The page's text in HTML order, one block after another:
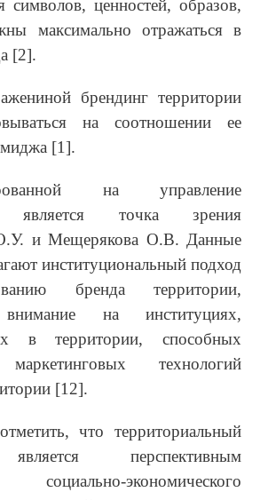
символов, ценностей, образов,
максимально отражаться в
[2].
брендинг территории
на соотношении ее
[1].
на управление
является точка зрения
и Мещерякова О.В. Данные
институциональный подход
бренда территории,
внимание на институциях,
в территории, способных
технологий
[12].
что территориальный
перспективным
социально-экономического